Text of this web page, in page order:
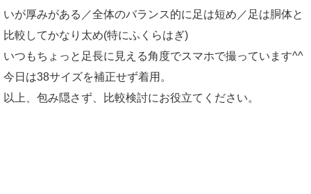
いが厚みがある／全体のバランス的に足は短め／足は胴体と
比較してかなり太め(特にふくらはぎ)
いつもちょっと足長に見える角度でスマホで撮っています^^
今日は38サイズを補正せず着用。
以上、包み隠さず、比較検討にお役立てください。